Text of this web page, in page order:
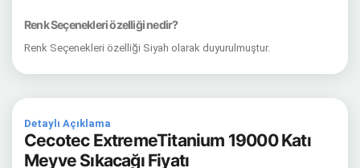
Renk Seçenekleri özelliği nedir?
Renk Seçenekleri özelliği Siyah olarak duyurulmuştur.
Detaylı Açıklama
Cecotec ExtremeTitanium 19000 Katı
Meyve Sıkacağı Fiyatı